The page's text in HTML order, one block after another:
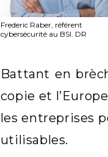
Frederic Raber, référent
cybersécurité au BSI. DR
Battant en
copie et
les entreprises
utilisables.